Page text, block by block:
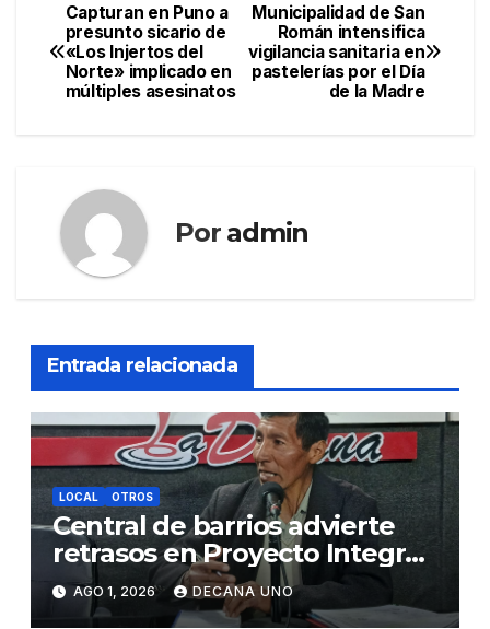
Navegación
de
entradas
Municipalidad de San
Román intensifica
vigilancia sanitaria en
pastelerías por el Día
de la Madre
Capturan en Puno a
presunto sicario de
«Los Injertos del
Norte» implicado en
múltiples asesinatos
Por admin
Entrada relacionada
LOCAL OTROS
Central de barrios advierte
retrasos en Proyecto Integral
de Agua y Alcantarillado para
Juliaca
AGO 1, 2026 DECANA UNO